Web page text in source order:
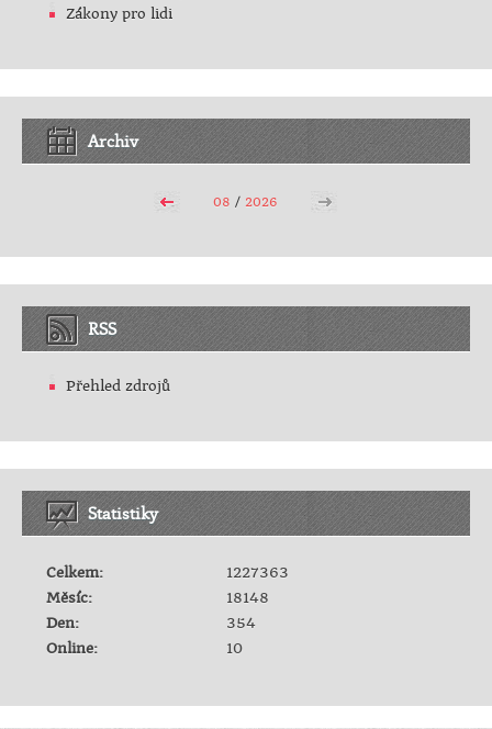
Zákony pro lidi
Archiv
08 /2026
RSS
Přehled zdrojů
Statistiky
Online: 10
Celkem:
1227363
Měsíc:
18148
Den:
354